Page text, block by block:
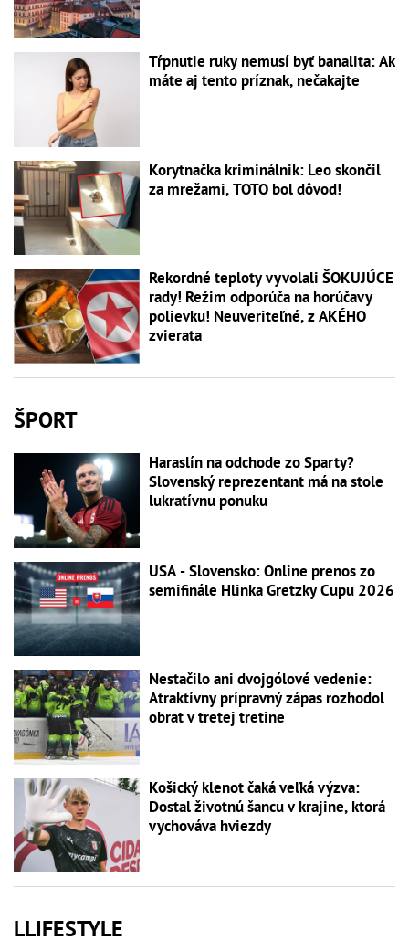
Tŕpnutie ruky nemusí byť banalita: Ak
máte aj tento príznak, nečakajte
Korytnačka kriminálnik: Leo skončil
za mrežami, TOTO bol dôvod!
Rekordné teploty vyvolali ŠOKUJÚCE
rady! Režim odporúča na horúčavy
polievku! Neuveriteľné, z AKÉHO
zvierata
ŠPORT
Haraslín na odchode zo Sparty?
Slovenský reprezentant má na stole
lukratívnu ponuku
USA - Slovensko: Online prenos zo
semifinále Hlinka Gretzky Cupu 2026
Nestačilo ani dvojgólové vedenie:
Atraktívny prípravný zápas rozhodol
obrat v tretej tretine
Košický klenot čaká veľká výzva:
Dostal životnú šancu v krajine, ktorá
vychováva hviezdy
LLIFESTYLE